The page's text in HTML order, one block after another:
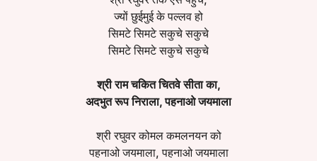
ज्यों छुईमुई के पल्‍लव हो
सिमटे सिमटे सकुचे सकुचे
सिमटे सिमटे सकुचे सकुचे
श्री राम चकित चितवे सीता का,
अदभुत रूप निराला, पहनाओ जयमाला
श्री रघुवर कोमल कमलनयन को
पहनाओ जयमाला, पहनाओ जयमाला